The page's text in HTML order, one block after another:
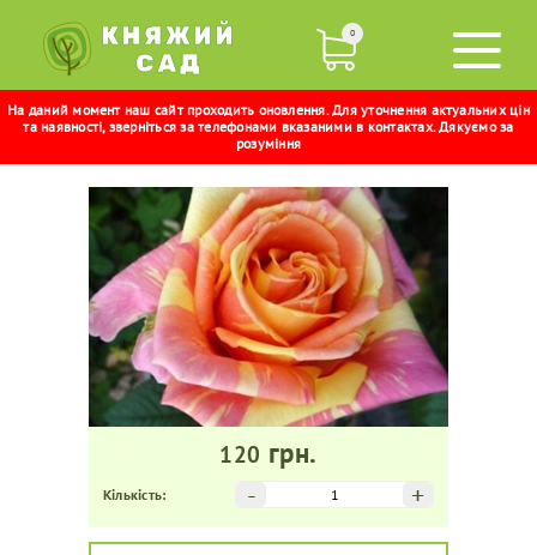
0
На даний момент наш сайт проходить оновлення. Для уточнення актуальних цін
та наявності, зверніться за телефонами вказаними в контактах. Дякуємо за
розуміння
ФІЄСТА
120 грн.
Кількість: +
-